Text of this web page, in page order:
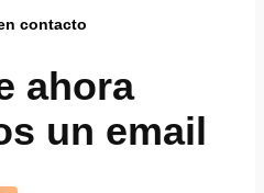
contacto
ahora
un email